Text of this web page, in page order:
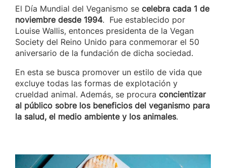
El Día Mundial del Veganismo se celebra cada 1 de
noviembre desde 1994. Fue establecido por
Louise Wallis, entonces presidenta de la Vegan
Society del Reino Unido para conmemorar el 50
aniversario de la fundación de dicha sociedad.
En esta se busca promover un estilo de vida que
excluye todas las formas de explotación y
crueldad animal. Además, se procura concientizar
al público sobre los beneficios del veganismo para
la salud, el medio ambiente y los animales.